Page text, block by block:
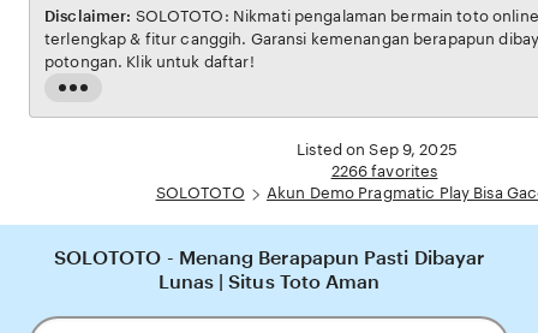
Read
the
Disclaimer: SOLOTOTO: Nikmati pengalaman bermain toto
terlengkap & fitur canggih. Garansi kemenangan berapapun
potongan. Klik untuk daftar!
Listed on Sep 9, 2025
2266 favorites
SOLOTOTO
Akun Demo Pragmatic Play Bisa
SOLOTOTO - Menang Berapapun Pasti Dibayar
Lunas | Situs Toto Aman